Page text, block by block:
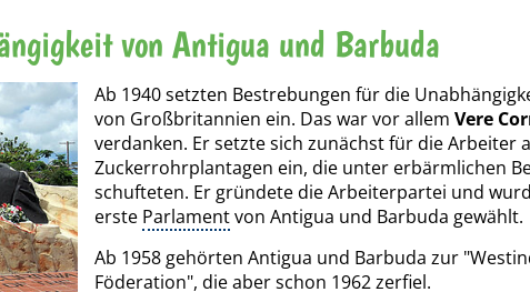
von Antigua und Barbuda
Ab 1940 setzten Bestrebungen für die
von Großbritannien ein. Das war vor allem Vere
verdanken. Er setzte sich zunächst für die Arbeiter
Zuckerrohrplantagen ein, die unter erbärmlichen
schufteten. Er gründete die Arbeiterpartei und
erste Parlamentvon Antigua und Barbuda gewählt.
Ab 1958 gehörten Antigua und Barbuda zur
Föderation", die aber schon 1962 zerfiel.